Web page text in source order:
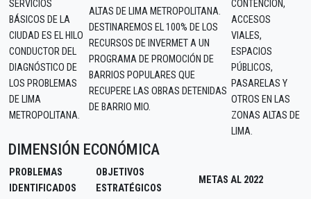
SERVICIOS
BÁSICOS DE LA
CIUDAD ES EL HILO
CONDUCTOR DEL
DIAGNÓSTICO DE
LOS PROBLEMAS
DE LIMA
METROPOLITANA.
ALTAS DE LIMA METROPOLITANA.
DESTINAREMOS EL 100% DE LOS
RECURSOS DE INVERMET A UN
PROGRAMA DE PROMOCIÓN DE
BARRIOS POPULARES QUE
RECUPERE LAS OBRAS DETENIDAS
DE BARRIO MIO.
CONTENCIÓN,
ACCESOS
VIALES,
ESPACIOS
PÚBLICOS,
PASARELAS Y
OTROS EN LAS
ZONAS ALTAS DE
LIMA.
DIMENSIÓN ECONÓMICA
PROBLEMAS
IDENTIFICADOS
OBJETIVOS
ESTRATÉGICOS
METAS AL 2022